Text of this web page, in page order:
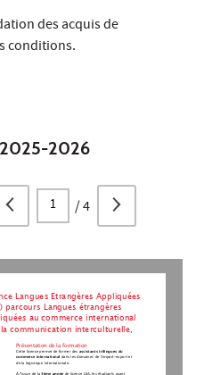
des acquis de
conditions.
2025-2026
/4
Langues Etrangères Appliquées
parcours Langues étrangères
au commerce international
communication interculturelle,
Présentation de la formation
Cette licence permet de former des assistants trilingues du
commerce international dans les domaines de l'import-export et
de la logistique internationale.
À l'issue de la 3ème année de licence LEA, les étudiants ayant